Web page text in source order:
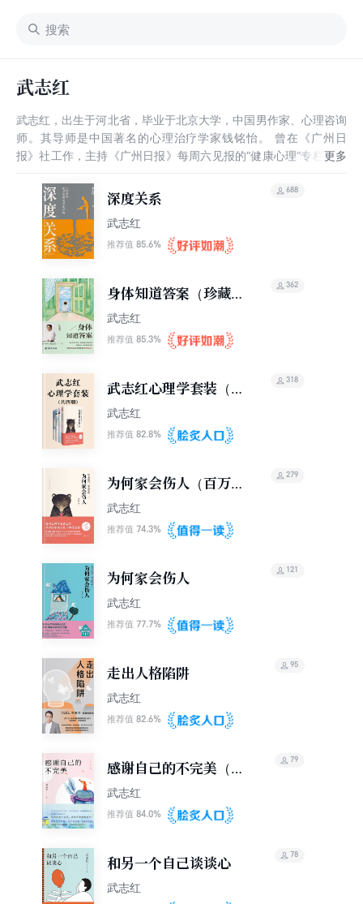
武志红
武志红，出生于河北省，毕业于北京大学，中国男作家、心理咨询
师。其导师是中国著名的心理治疗学家钱铭怡。 曾在《广州日
报》社工作，主持《广州日报》每周六见报的“健康心理“专栏，创
等。其是知识经济大潮中最先受益的人之一，曾凭借17万粉丝登上
知识付费排行榜。
深度关系
武志红
推荐值 85.6%
688
身体知道答案（珍藏
版）
武志红
推荐值 85.3%
362
武志红心理学套装（共
四册）
武志红
推荐值 82.8%
318
为何家会伤人（百万畅
销纪念版）
武志红
推荐值 74.3%
279
为何家会伤人
武志红
推荐值 77.7%
121
走出人格陷阱
武志红
推荐值 82.6%
95
感谢自己的不完美（白
金版）
武志红
推荐值 84.0%
79
和另一个自己谈谈心
武志红
78